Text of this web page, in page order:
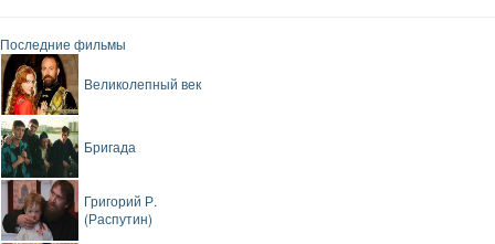
Последние фильмы
Великолепный век
Бригада
Григорий Р.
(Распутин)